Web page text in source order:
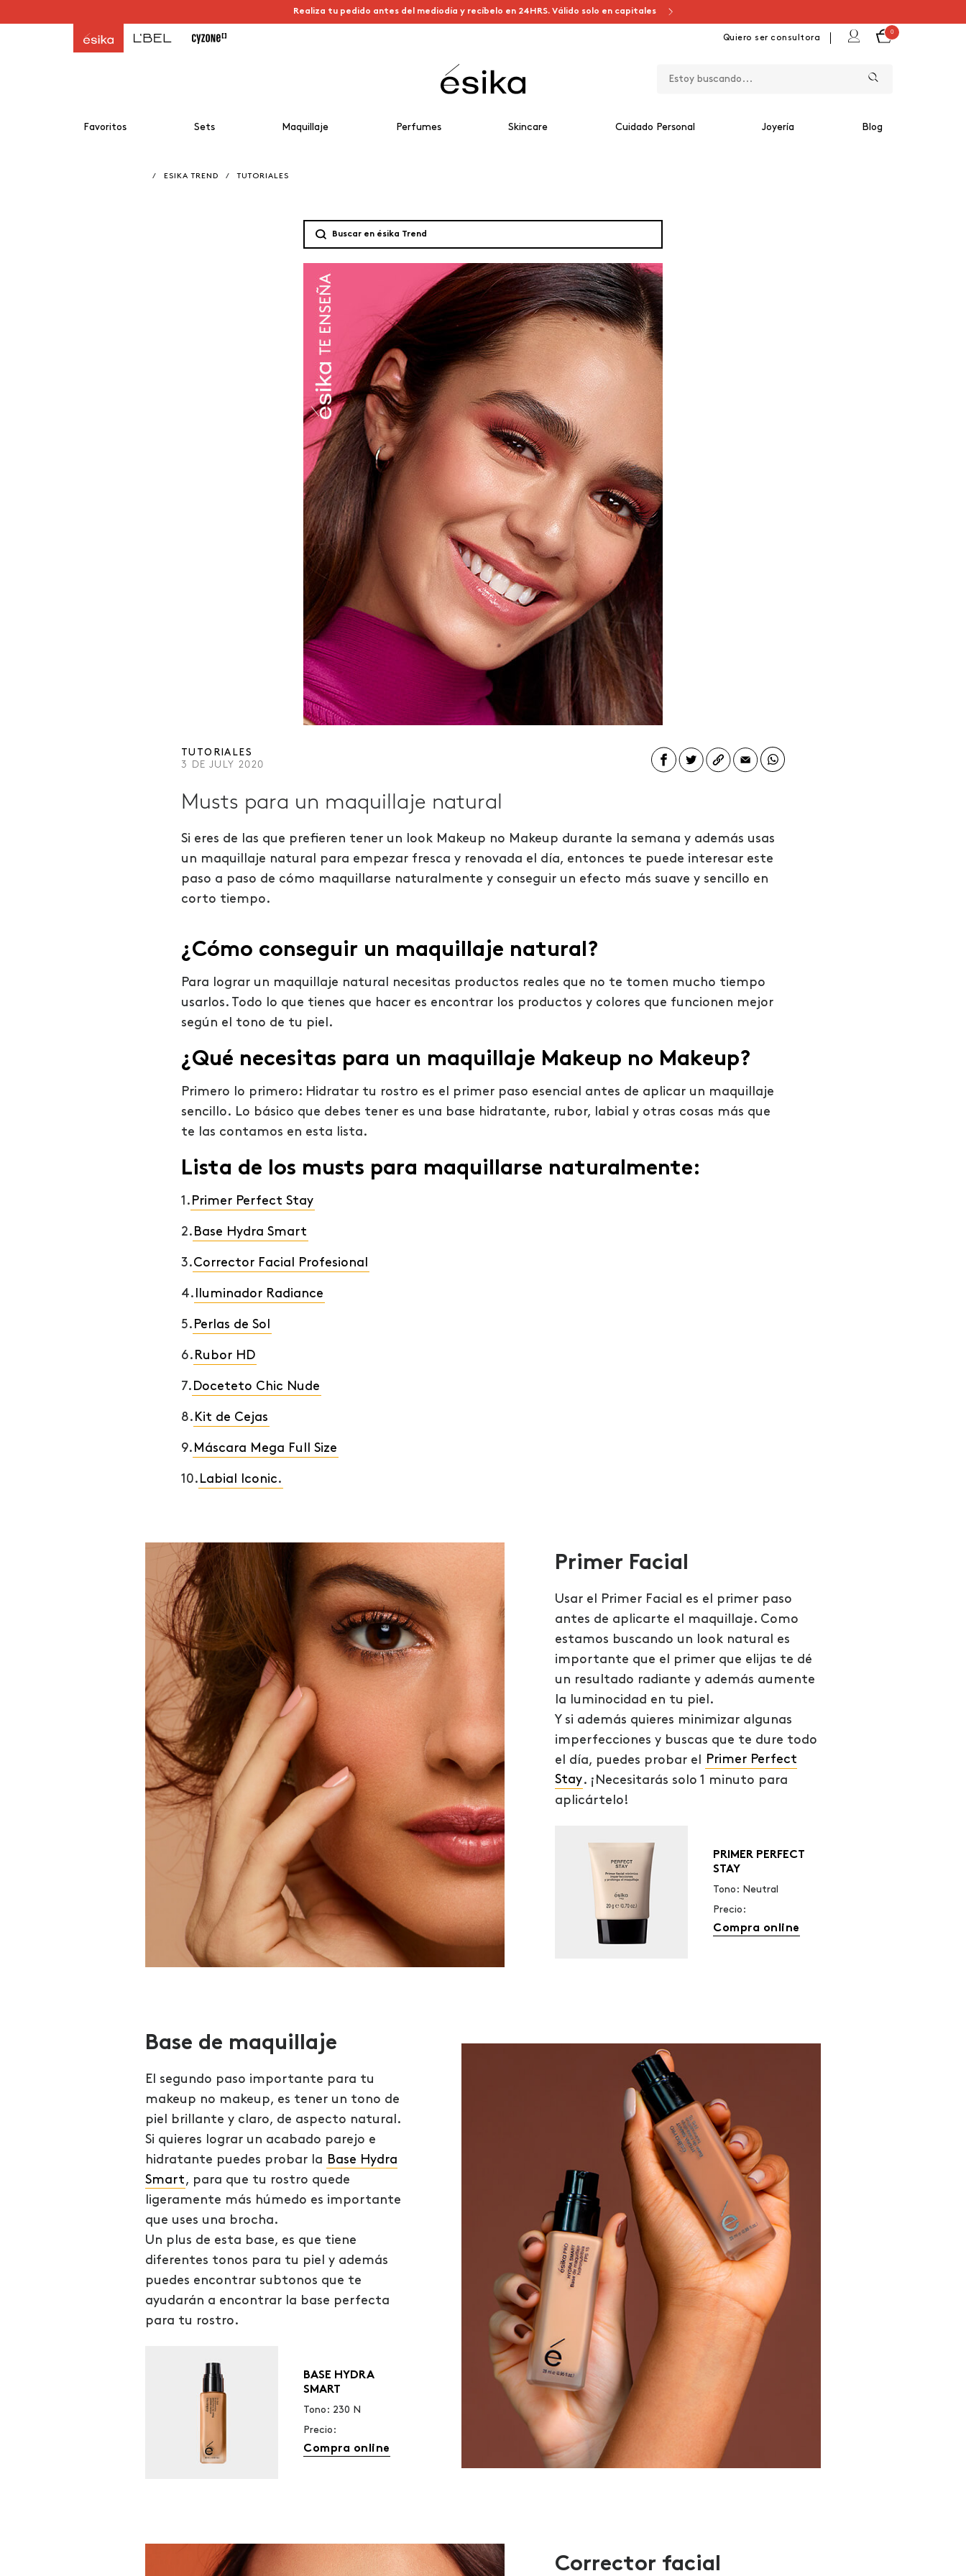
Realiza tu pedido antes del mediodía y recíbelo en 24HRS. Válido solo en capitales
Quiero ser consultora
0
Favoritos Sets Maquillaje Perfumes Skincare Cuidado Personal Joyería Blog
/ ESIKA TREND / TUTORIALES
TUTORIALES
3 DE JULY 2020
Musts para un maquillaje natural
Si eres de las que prefieren tener un look Makeup no Makeup durante la semana y además usas
un maquillaje natural para empezar fresca y renovada el día, entonces te puede interesar este
paso a paso de cómo maquillarse naturalmente y conseguir un efecto más suave y sencillo en
corto tiempo.
¿Cómo conseguir un maquillaje natural?
Para lograr un maquillaje natural necesitas productos reales que no te tomen mucho tiempo
usarlos. Todo lo que tienes que hacer es encontrar los productos y colores que funcionen mejor
según el tono de tu piel.
¿Qué necesitas para un maquillaje Makeup no Makeup?
Primero lo primero: Hidratar tu rostro es el primer paso esencial antes de aplicar un maquillaje
sencillo. Lo básico que debes tener es una base hidratante, rubor, labial y otras cosas más que
te las contamos en esta lista.
Lista de los musts para maquillarse naturalmente:
1. Primer Perfect Stay
2. Base Hydra Smart
3.Corrector Facial Profesional
4. Iluminador Radiance
5. Perlas de Sol
6. Rubor HD
7. Doceteto Chic Nude
8. Kit de Cejas
9. Máscara Mega Full Size
10. Labial Iconic.
Primer Facial
Usar el Primer Facial es el primer paso
antes de aplicarte el maquillaje. Como
estamos buscando un look natural es
importante que el primer que elijas te dé
un resultado radiante y además aumente
la luminocidad en tu piel.
Y si además quieres minimizar algunas
imperfecciones y buscas que te dure todo
el día, puedes probar el
Primer Perfect
Stay. ¡Necesitarás solo 1 minuto para
aplicártelo!
PRIMER PERFECT
STAY
Tono: Neutral
Precio:
Compra online
Base de maquillaje
El segundo paso importante para tu
makeup no makeup, es tener un tono de
piel brillante y claro, de aspecto natural.
Si quieres lograr un acabado parejo e
hidratante puedes probar la Base Hydra
Smart, para que tu rostro quede
ligeramente más húmedo es importante
que uses una brocha.
Un plus de esta base, es que tiene
diferentes tonos para tu piel y además
puedes encontrar subtonos que te
ayudarán a encontrar la base perfecta
para tu rostro.
BASE HYDRA
SMART
Tono: 230 N
Precio:
Compra online
Corrector facial